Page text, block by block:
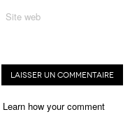
Site web
Learn how your comment